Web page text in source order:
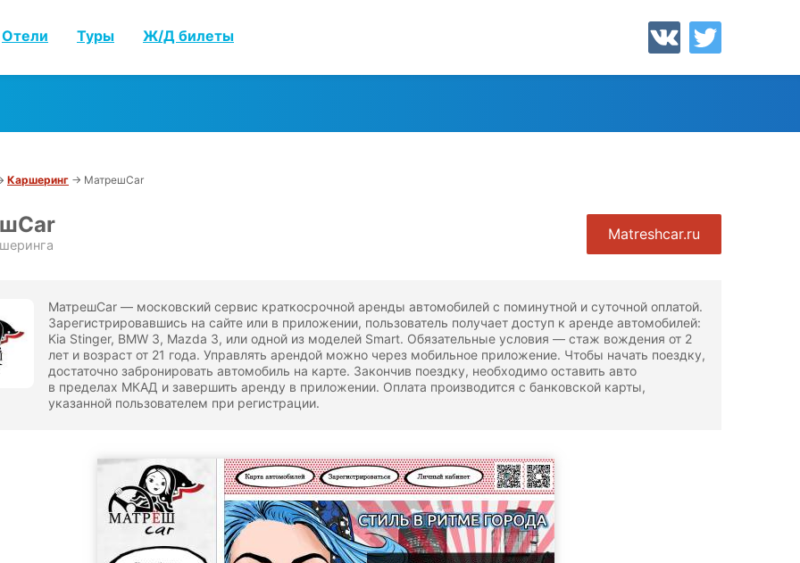
Отели Туры Ж/Д билеты
Каршеринг → МатрешCar
Matreshcar.ru
МатрешCar — московский сервис краткосрочной аренды автомобилей с поминутной и суточной оплатой.
Зарегистрировавшись на сайте или в приложении, пользователь получает доступ к аренде автомобилей:
Kia Stinger, BMW 3, Mazda 3, или одной из моделей Smart. Обязательные условия — стаж вождения от 2
лет и возраст от 21 года. Управлять арендой можно через мобильное приложение. Чтобы начать поездку,
достаточно забронировать автомобиль на карте. Закончив поездку, необходимо оставить авто
в пределах МКАД и завершить аренду в приложении. Оплата производится с банковской карты,
указанной пользователем при регистрации.